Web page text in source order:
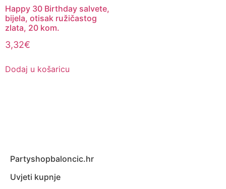
Happy 30 Birthday salvete,
bijela, otisak ružičastog
zlata, 20 kom.
3,32€
Dodaj u košaricu
Partyshopbaloncic.hr
Uvjeti kupnje